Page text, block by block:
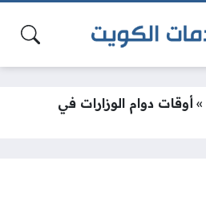
» أوقات دوام الوزارات في